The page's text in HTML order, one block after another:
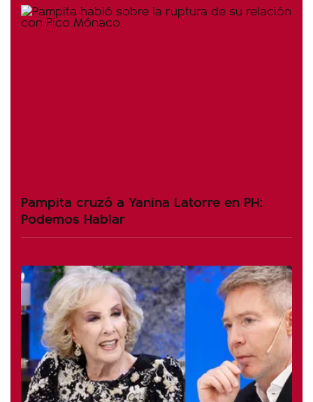
Pampita cruzó a Yanina Latorre en PH:
Podemos Hablar